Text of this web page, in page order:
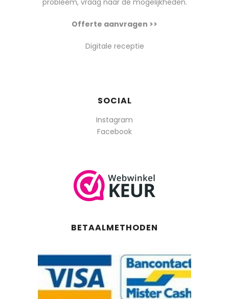
probleem, vraag naar de mogelijkheden.
Offerte aanvragen >>
Digitale receptie
SOCIAL
Instagram
Facebook
BETAALMETHODEN